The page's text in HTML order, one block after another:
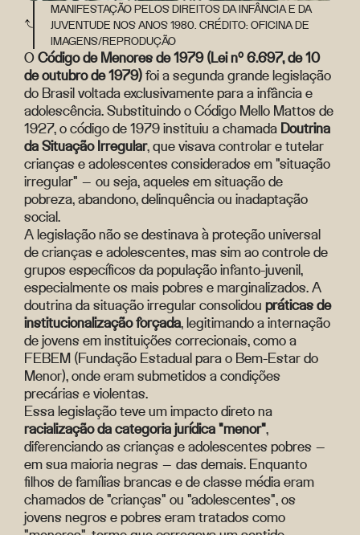
MANIFESTAÇÃO PELOS DIREITOS DA INFÂNCIA E DA
JUVENTUDE NOS ANOS 1980. CRÉDITO: OFICINA DE
IMAGENS/REPRODUÇÃO
OCódigo de Menores de 1979 (Lei nº 6.697, de 10
de outubro de 1979)foi a segunda grande legislação
do Brasil voltada exclusivamente para a infância e
adolescência. Substituindo o Código Mello Mattos de
1927, o código de 1979 instituiu a chamada Doutrina
da Situação Irregular, que visava controlar e tutelar
crianças e adolescentes considerados em "situação
irregular" — ou seja, aqueles em situação de
pobreza, abandono, delinquência ou inadaptação
social.
A legislação não se destinava à proteção universal
de crianças e adolescentes, mas sim ao controle de
grupos específicos da população infanto-juvenil,
especialmente os mais pobres e marginalizados. A
doutrina da situação irregular consolidou práticas de
institucionalização forçada, legitimando a internação
de jovens em instituições correcionais, como a
FEBEM (Fundação Estadual para o Bem-Estar do
Menor), onde eram submetidos a condições
precárias e violentas.
Essa legislação teve um impacto direto na
racialização da categoria jurídica "menor",
diferenciando as crianças e adolescentes pobres —
em sua maioria negras — das demais. Enquanto
filhos de famílias brancas e de classe média eram
chamados de "crianças" ou "adolescentes", os
jovens negros e pobres eram tratados como